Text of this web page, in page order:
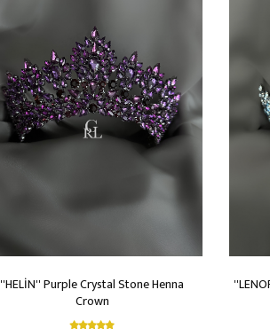
''HELİN'' Purple Crystal Stone Henna
Crown